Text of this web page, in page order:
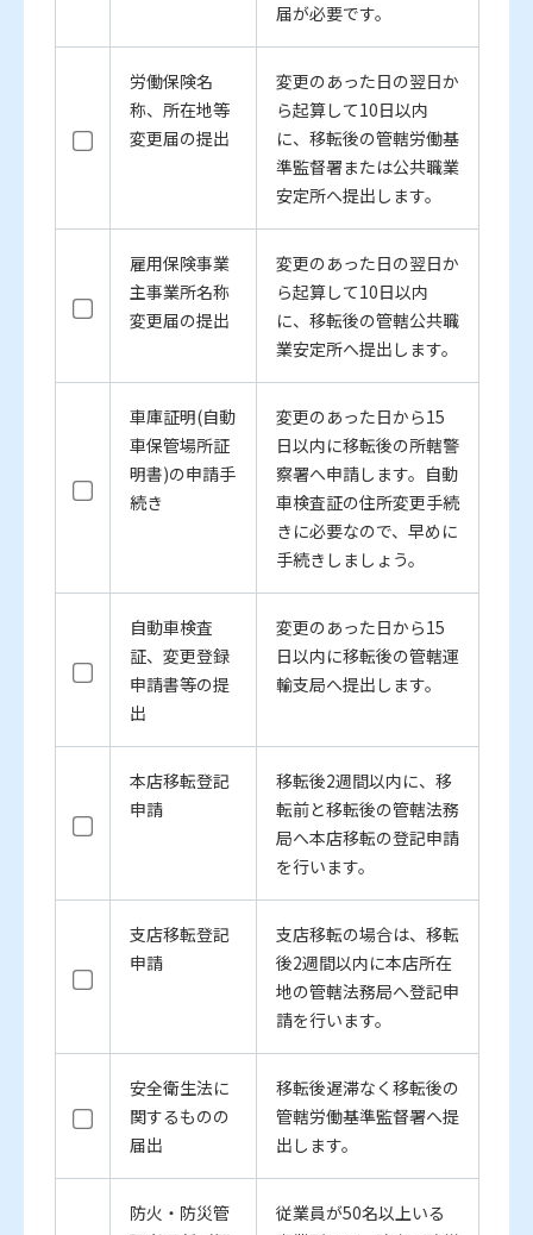
届が必要です。
労働保険名
称、所在地等
変更届の提出
変更のあった日の翌日か
ら起算して10日以内
に、移転後の管轄労働基
準監督署または公共職業
安定所へ提出します。
雇用保険事業
主事業所名称
変更届の提出
変更のあった日の翌日か
ら起算して10日以内
に、移転後の管轄公共職
業安定所へ提出します。
車庫証明(自動
車保管場所証
明書)の申請手
続き
変更のあった日から15
日以内に移転後の所轄警
察署へ申請します。自動
車検査証の住所変更手続
きに必要なので、早めに
手続きしましょう。
自動車検査
証、変更登録
申請書等の提
出
変更のあった日から15
日以内に移転後の管轄運
輸支局へ提出します。
本店移転登記
申請
移転後2週間以内に、移
転前と移転後の管轄法務
局へ本店移転の登記申請
を行います。
支店移転登記
申請
支店移転の場合は、移転
後2週間以内に本店所在
地の管轄法務局へ登記申
請を行います。
安全衛生法に
関するものの
届出
移転後遅滞なく移転後の
管轄労働基準監督署へ提
出します。
防火・防災管
従業員が50名以上いる